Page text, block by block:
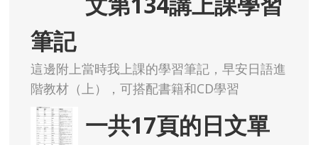
筆記
這邊附上當時我上課的學習筆記，早安日語進
階教材（上），可搭配書籍和CD學習
一共17頁的日文單